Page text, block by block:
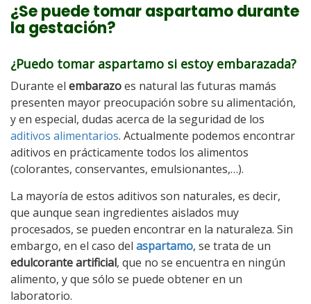
¿Se puede tomar aspartamo durante
la gestación?
¿Puedo tomar aspartamo si estoy embarazada?
Durante el embarazoes natural las futuras mamás
presenten mayor preocupación sobre su alimentación,
y en especial, dudas acerca de la seguridad de los
aditivos alimentarios. Actualmente podemos encontrar
aditivos en prácticamente todos los alimentos
(colorantes, conservantes, emulsionantes,…).
La mayoría de estos aditivos son naturales, es decir,
que aunque sean ingredientes aislados muy
procesados, se pueden encontrar en la naturaleza. Sin
embargo, en el caso del aspartamo, se trata de un
edulcorante artificial, que no se encuentra en ningún
alimento, y que sólo se puede obtener en un
laboratorio.